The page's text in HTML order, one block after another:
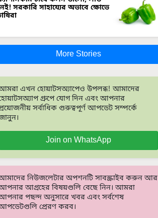
সরকারি সাহায্যের অভাবে ক্ষোভে
More Stories
এখন হোয়াটসঅ্যাপেও উপলব্ধ! আমাদের
গ্রুপে যোগ দিন এবং আপনার
সর্বাধিক গুরুত্বপূর্ণ আপডেট সম্পর্কে
Join on WhatsApp
নিউজলেটার অপশনটি সাবস্ক্রাইব করুন আর
আগ্রহের বিষয়গুলি বেছে নিন। আমরা
পছন্দ অনুসারে খবর এবং সর্বশেষ
প্রেরণ করব।